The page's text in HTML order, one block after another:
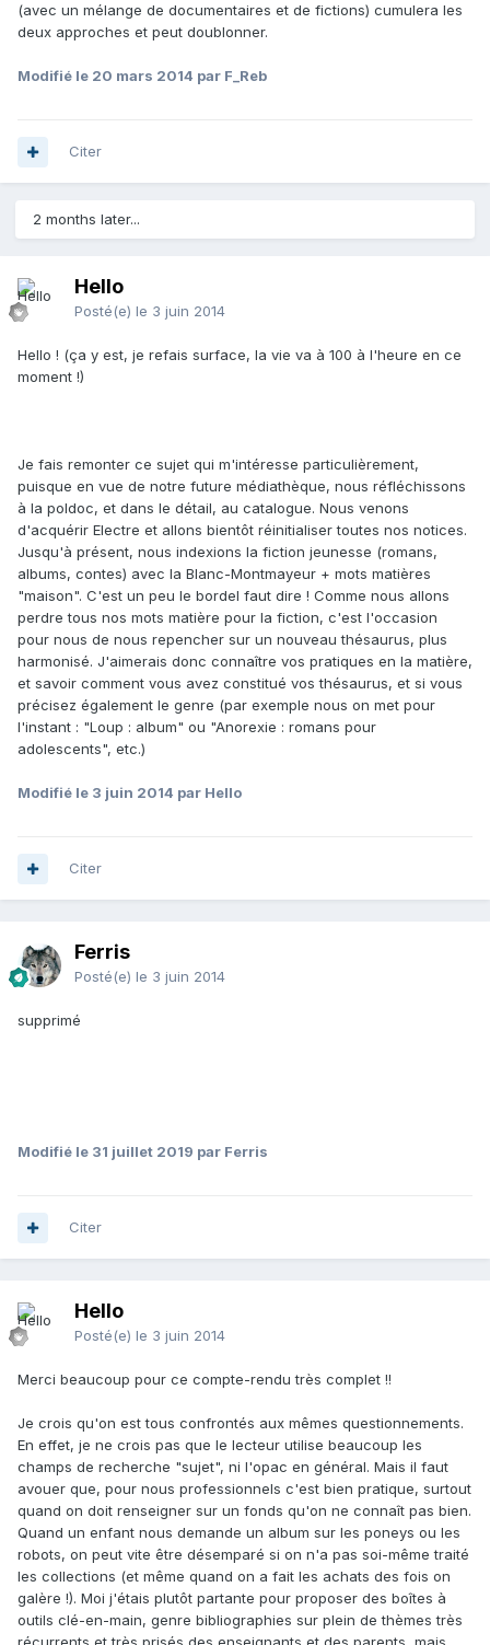
(avec un mélange de documentaires et de fictions) cumulera les
deux approches et peut doublonner.
Modifié le 20 mars 2014 par F_Reb
Citer
2 months later...
Hello
Posté(e) le 3 juin 2014
Hello ! (ça y est, je refais surface, la vie va à 100 à l'heure en ce
moment !)
Je fais remonter ce sujet qui m'intéresse particulièrement,
puisque en vue de notre future médiathèque, nous réfléchissons
à la poldoc, et dans le détail, au catalogue. Nous venons
d'acquérir Electre et allons bientôt réinitialiser toutes nos notices.
Jusqu'à présent, nous indexions la fiction jeunesse (romans,
albums, contes) avec la Blanc-Montmayeur + mots matières
"maison". C'est un peu le bordel faut dire ! Comme nous allons
perdre tous nos mots matière pour la fiction, c'est l'occasion
pour nous de nous repencher sur un nouveau thésaurus, plus
harmonisé. J'aimerais donc connaître vos pratiques en la matière,
et savoir comment vous avez constitué vos thésaurus, et si vous
précisez également le genre (par exemple nous on met pour
l'instant : "Loup : album" ou "Anorexie : romans pour
adolescents", etc.)
Modifié le 3 juin 2014 par Hello
Citer
Ferris
Posté(e) le 3 juin 2014
supprimé
Modifié le 31 juillet 2019 par Ferris
Citer
Hello
Posté(e) le 3 juin 2014
Merci beaucoup pour ce compte-rendu très complet !!
Je crois qu'on est tous confrontés aux mêmes questionnements.
En effet, je ne crois pas que le lecteur utilise beaucoup les
champs de recherche "sujet", ni l'opac en général. Mais il faut
avouer que, pour nous professionnels c'est bien pratique, surtout
quand on doit renseigner sur un fonds qu'on ne connaît pas bien.
Quand un enfant nous demande un album sur les poneys ou les
robots, on peut vite être désemparé si on n'a pas soi-même traité
les collections (et même quand on a fait les achats des fois on
galère !). Moi j'étais plutôt partante pour proposer des boîtes à
outils clé-en-main, genre bibliographies sur plein de thèmes très